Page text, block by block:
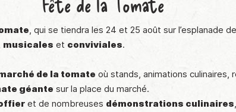
, qui se tiendra les 24 et 25 août sur
musicales et conviviales.
de la tomate où stands, animations
géante sur la place du marché.
et de nombreuses démonstrations culinaires